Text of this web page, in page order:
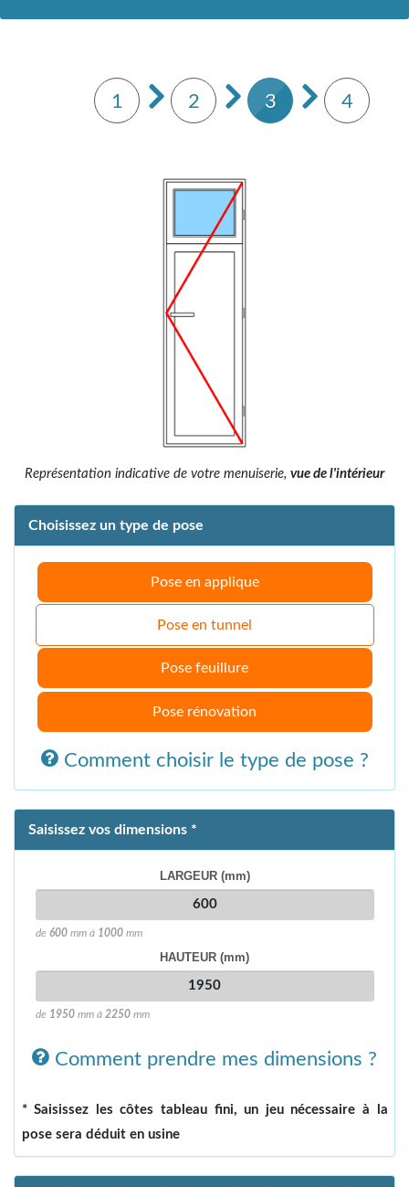
1 2 3 4
Représentation indicative de votre menuiserie, vue de l'intérieur
Choisissez un type de pose
Pose en applique
Pose en tunnel
Pose feuillure
Pose rénovation
Comment choisir le type de pose ?
Saisissez vos dimensions *
LARGEUR (mm)
de 600mm à 1000mm
HAUTEUR (mm)
de 1950mm à 2250mm
Comment prendre mes dimensions ?
* Saisissez les côtes tableau fini, un jeu nécessaire à la
pose sera déduit en usine